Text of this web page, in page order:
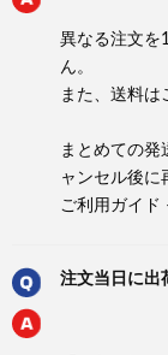
異なる注文を
ん。
また、送料は
まとめての発
ャンセル後に
ご利用ガイド
注文当日に出